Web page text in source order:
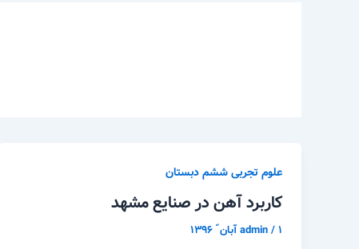
علوم تجربی ششم دبستان
کاربرد آهن در صنایع مشهد
admin/۱ آبان ّ ۱۳۹۶